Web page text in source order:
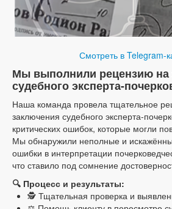
Смотреть в Telegram-
Мы выполнили рецензию на
судебного эксперта-
Наша команда провела тщательное
заключения судебного эксперта-
критических ошибок, которые могли
Мы обнаружили неполные и
ошибки в интерпретации
что ставило под сомнение
🔍 Процесс и результаты:
🕵️ Тщательная проверка и